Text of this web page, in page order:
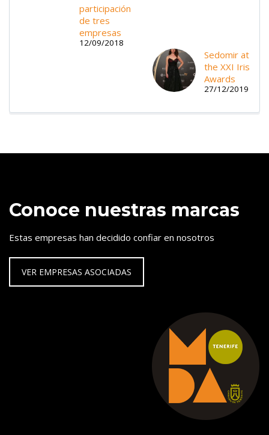
participación
de tres
empresas
12/09/2018
Sedomir at
the XXI Iris
Awards
27/12/2019
Conoce nuestras marcas
Estas empresas han decidido confiar en nosotros
VER EMPRESAS ASOCIADAS